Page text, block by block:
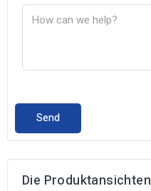
Die Produktansichten